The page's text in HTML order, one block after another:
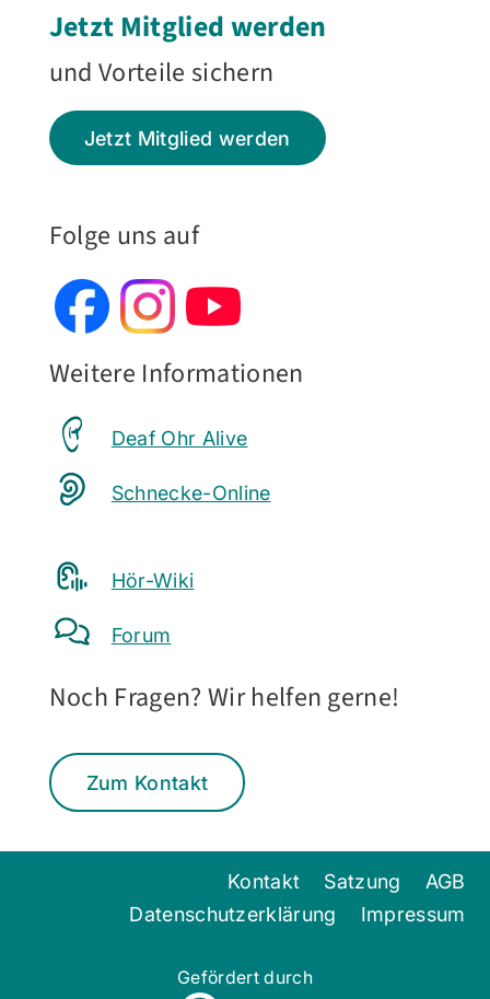
Jetzt Mitglied werden
und Vorteile sichern
Jetzt Mitglied werden
Folge uns auf
Weitere Informationen
Deaf Ohr Alive
Schnecke-Online
Hör-Wiki
Forum
Noch Fragen? Wir helfen gerne!
Zum Kontakt
Gefördert durch
Kontakt Satzung
AGB
Datenschutzerklärung
Impressum